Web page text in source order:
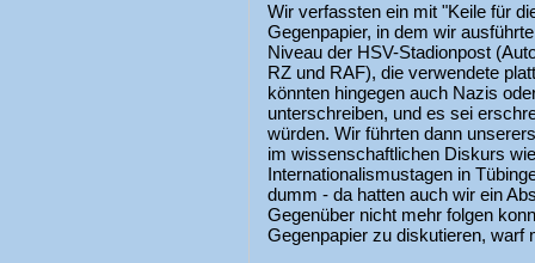
Wir verfassten ein mit "Keile für
Gegenpapier, in dem wir
Niveau der HSV-Stadionpost
RZ und RAF), die verwendete
könnten hingegen auch Nazis
unterschreiben, und es sei
würden. Wir führten dann
im wissenschaftlichen Diskurs
Internationalismustagen in
dumm - da hatten auch wir ein
Gegenüber nicht mehr folgen
Gegenpapier zu diskutieren, warf